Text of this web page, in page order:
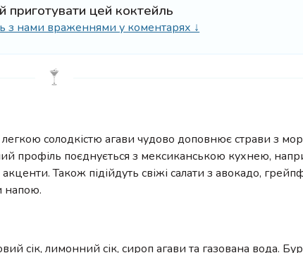
приготувати цей коктейль
з нами враженнями у коментарях ↓
солодкістю агави чудово доповнює страви з
профіль поєднується з мексиканською кухнею,
Також підійдуть свіжі салати з авокадо,
напою.
сік, лимонний сік, сироп агави та газована вода.